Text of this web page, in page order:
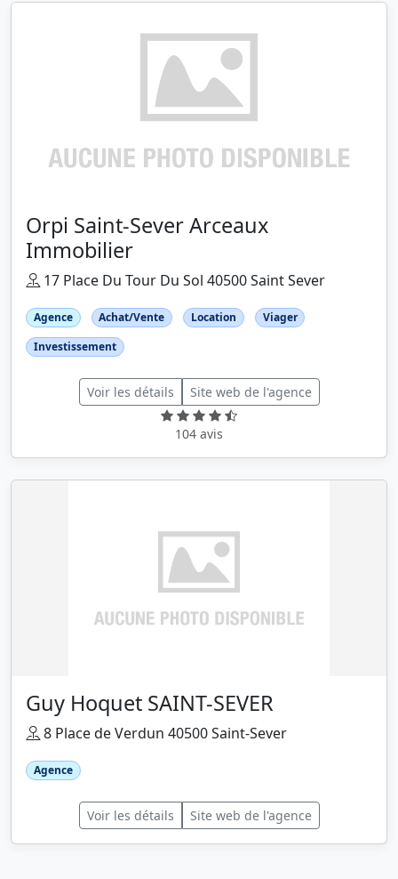
Orpi Saint-Sever Arceaux
Immobilier
17 Place Du Tour Du Sol 40500 Saint Sever
Agence Achat/Vente Location
Viager
Investissement
Voir les détails Site web de l'agence
104 avis
Guy Hoquet SAINT-SEVER
8 Place de Verdun 40500 Saint-Sever
Agence
Voir les détails Site web de l'agence